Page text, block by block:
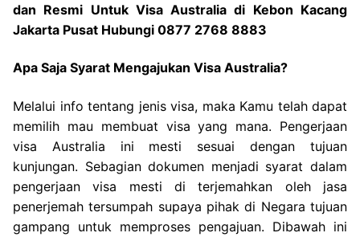
dan Resmi Untuk Visa Australia di Kebon Kacang
Jakarta Pusat Hubungi 0877 2768 8883
Apa Saja Syarat Mengajukan Visa Australia?
Melalui info tentang jenis visa, maka Kamu telah dapat
memilih mau membuat visa yang mana. Pengerjaan
visa Australia ini mesti sesuai dengan tujuan
kunjungan. Sebagian dokumen menjadi syarat dalam
pengerjaan visa mesti di terjemahkan oleh jasa
penerjemah tersumpah supaya pihak di Negara tujuan
gampang untuk memproses pengajuan. Dibawah ini